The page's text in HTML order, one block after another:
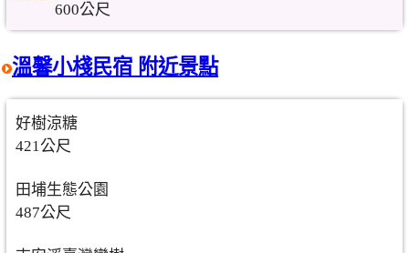
600公尺
溫馨小棧民宿 附近景點
好樹涼糖
421公尺
田埔生態公園
487公尺